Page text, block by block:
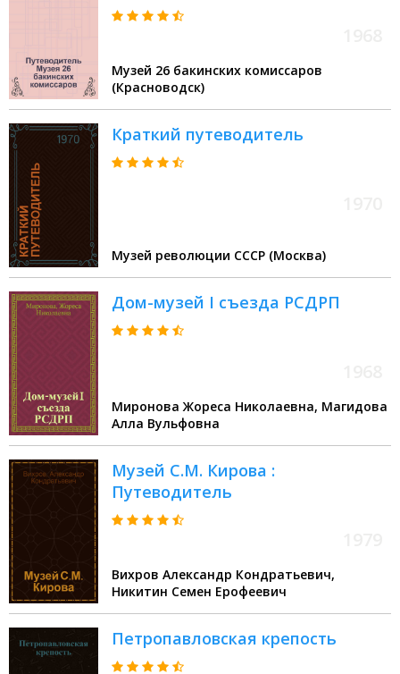
Музей 26 бакинских комиссаров
(Красноводск)
Краткий путеводитель
Музей революции СССР (Москва)
Дом-музей I съезда РСДРП
Миронова Жореса Николаевна, Магидова
Алла Вульфовна
Музей С.М. Кирова :
Путеводитель
Вихров Александр Кондратьевич,
Никитин Семен Ерофеевич
Петропавловская крепость